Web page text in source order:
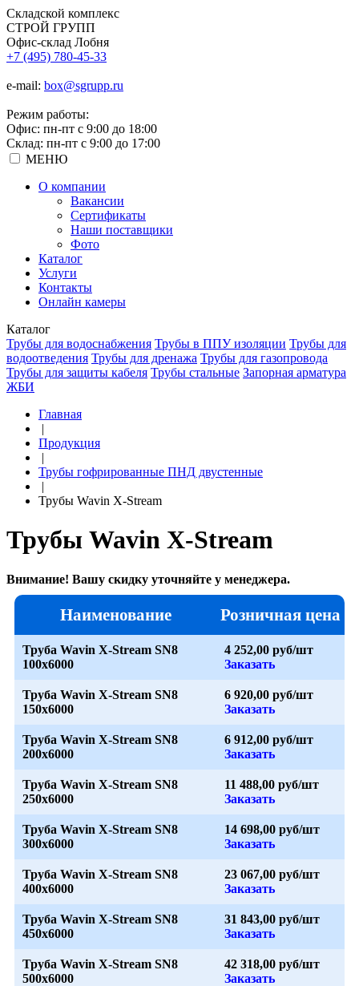
Складской комплекс
СТРОЙ ГРУПП
Офис-склад Лобня
+7 (495) 780-45-33
e-mail: box@sgrupp.ru
Режим работы:
Офис: пн-пт с 9:00 до 18:00
Склад: пн-пт с 9:00 до 17:00
МЕНЮ
О компании
Вакансии
Сертификаты
Наши поставщики
Фото
Каталог
Услуги
Контакты
Онлайн камеры
Каталог
Трубы для водоснабжения Трубы в ППУ изоляции Трубы для
водоотведения Трубы для дренажа Трубы для газопровода
Трубы для защиты кабеля Трубы стальные Запорная арматура
ЖБИ
Главная
|
Продукция
|
Трубы гофрированные ПНД двустенные
|
Трубы Wavin X-Stream
Трубы Wavin X-Stream
Внимание! Вашу скидку уточняйте у менеджера.
Наименование Розничная цена
Труба Wavin X-Stream SN8
100x6000
4 252,00 руб/шт
Заказать
Труба Wavin X-Stream SN8
150x6000
6 920,00 руб/шт
Заказать
Труба Wavin X-Stream SN8
200x6000
6 912,00 руб/шт
Заказать
Труба Wavin X-Stream SN8
250x6000
11 488,00 руб/шт
Заказать
Труба Wavin X-Stream SN8
300x6000
14 698,00 руб/шт
Заказать
Труба Wavin X-Stream SN8
400x6000
23 067,00 руб/шт
Заказать
Труба Wavin X-Stream SN8
450x6000
31 843,00 руб/шт
Заказать
Труба Wavin X-Stream SN8
500x6000
42 318,00 руб/шт
Заказать